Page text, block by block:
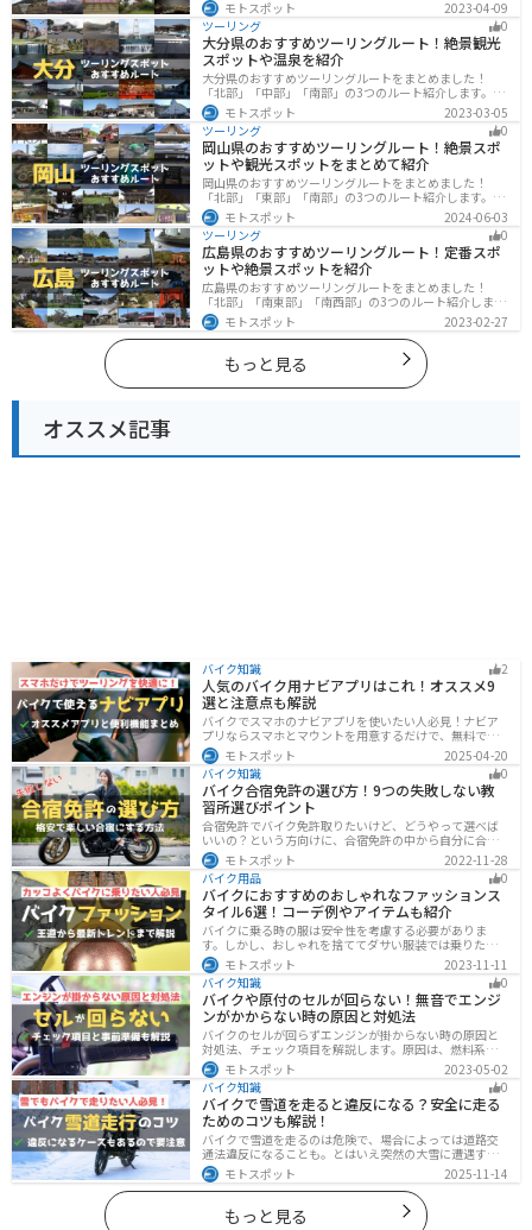
多く存在し、様々な楽しみ方ができます。バイクで長崎
県にツーリングに行く際は参考にしてください。
モトスポット
2023-04-09
ツーリング
0
大分県のおすすめツーリングルート！絶景観光
スポットや温泉を紹介
大分県のおすすめツーリングルートをまとめました！
「北部」「中部」「南部」の3つのルート紹介します。阿
蘇の雄大な自然を満喫できるスポットや温泉を満喫する
ツーリングができます。バイクで大分県にツーリングに
行く際は参考にしてください。
モトスポット
2023-03-05
ツーリング
0
岡山県のおすすめツーリングルート！絶景スポ
ットや観光スポットをまとめて紹介
岡山県のおすすめツーリングルートをまとめました！
「北部」「東部」「南部」の3つのルート紹介します。岡
山市や倉敷市など、歴史ある街並みも魅力的で、バイク
ツーリングに最適なスポットが多数あります。バイクで
岡山県にツーリングに行く際は参考にしてください。
モトスポット
2024-06-03
ツーリング
0
広島県のおすすめツーリングルート！定番スポ
ットや絶景スポットを紹介
広島県のおすすめツーリングルートをまとめました！
「北部」「南東部」「南西部」の3つのルート紹介しま
す。自然豊かな山と海だけでなく、歴史的価値のある建
造物も多数あるので、飽きることなくツーリングを堪能
できます。バイクで広島県にツーリングに行く際は参考
にしてください。
モトスポット 2023-02-27
もっと見る
オススメ記事
バイク知識 2
人気のバイク用ナビアプリはこれ！オススメ9
選と注意点も解説
バイクでスマホのナビアプリを使いたい人必見！ナビア
プリならスマホとマウントを用意するだけで、無料です
ぐにナビが利用できます。インカムがあれば音声案内も
聞けるので運転に集中したまま簡単にルートの把握がで
きます。慣れない土地やツーリングなどで活躍すること
間違いなしのオススメナビアプリを紹介します。
モトスポット
2025-04-20
バイク知識
0
バイク合宿免許の選び方！9つの失敗しない教
習所選びポイント
合宿免許でバイク免許取りたいけど、どうやって選べば
いいの？という方向けに、合宿免許の中から自分に合っ
た教習所を選ぶ方法をまとめました。押さえるべきポイ
ントは9つです。料金をできるだけ抑えたり、旅行も兼ね
て楽しみたい人必見です！
モトスポット
2022-11-28
バイク用品
0
バイクにおすすめのおしゃれなファッションス
タイル6選！コーデ例やアイテムも紹介
バイクに乗る時の服は安全性を考慮する必要がありま
す。しかし、おしゃれを捨ててダサい服装では乗りたく
ないですよね？せっかくならカッコよく風を切って街を
歩きたいもの。この記事では、そんな願いを叶えるた
め、王道から流行ファッションまでバイクに乗るときの
ファッションを解説します。
モトスポット
2023-11-11
バイク知識
0
バイクや原付のセルが回らない！無音でエンジ
ンがかからない時の原因と対処法
バイクのセルが回らずエンジンが掛からない時の原因と
対処法、チェック項目を解説します。原因は、燃料系・
電装系・その他に分かれますが、バッテリー上がりが原
因であることが多いです。その場合、押しがけやバッテ
リー復旧サービスなどを活用しましょう。事前にできる
対処準備についても解説します。
モトスポット
2023-05-02
バイク知識
0
バイクで雪道を走ると違反になる？安全に走る
ためのコツも解説！
バイクで雪道を走るのは危険で、場合によっては道路交
通法違反になることも。とはいえ突然の大雪に遭遇する
こともあります。この記事では、雪道で転倒しないため
の走り方のコツや滑り止め対策、雪道に強いバイクの特
徴まで詳しく解説します。
モトスポット 2025-11-14
もっと見る